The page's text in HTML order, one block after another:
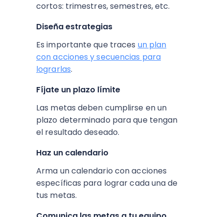
cortos: trimestres, semestres, etc.
Diseña estrategias
Es importante que traces un plan
con acciones y secuencias para
lograrlas.
Fíjate un plazo límite
Las metas deben cumplirse en un
plazo determinado para que tengan
el resultado deseado.
Haz un calendario
Arma un calendario con acciones
específicas para lograr cada una de
tus metas.